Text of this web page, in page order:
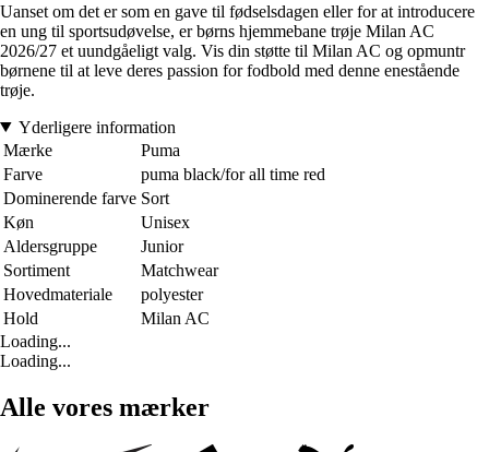
Uanset om det er som en gave til fødselsdagen eller for at introducere
en ung til sportsudøvelse, er børns hjemmebane trøje Milan AC
2026/27 et uundgåeligt valg. Vis din støtte til Milan AC og opmuntr
børnene til at leve deres passion for fodbold med denne enestående
trøje.
Yderligere information
Mærke
Puma
Farve
puma black/for all time red
Dominerende farve Sort
Køn
Unisex
Aldersgruppe
Junior
Sortiment
Matchwear
Hovedmateriale
polyester
Hold
Milan AC
Loading...
Loading...
Alle vores mærker